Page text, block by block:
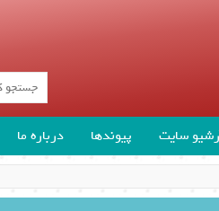
سایت پیوندها درباره ما